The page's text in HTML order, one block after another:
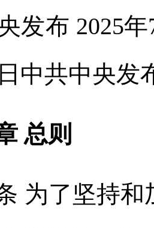
发布 2025
中共中央发
总则
为了坚持